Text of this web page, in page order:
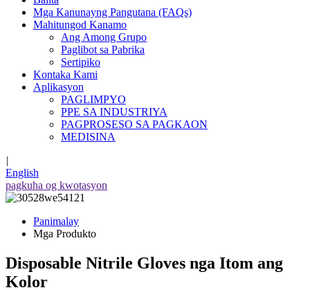
Mga Kanunayng Pangutana (FAQs)
Mahitungod Kanamo
Ang Among Grupo
Paglibot sa Pabrika
Sertipiko
Kontaka Kami
Aplikasyon
PAGLIMPYO
PPE SA INDUSTRIYA
PAGPROSESO SA PAGKAON
MEDISINA
|
English
pagkuha og kwotasyon
Panimalay
Mga Produkto
Disposable Nitrile Gloves nga Itom ang
Kolor